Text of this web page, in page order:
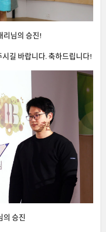
리님의 승진!
길 바랍니다. 축하드립니다!
의 승진